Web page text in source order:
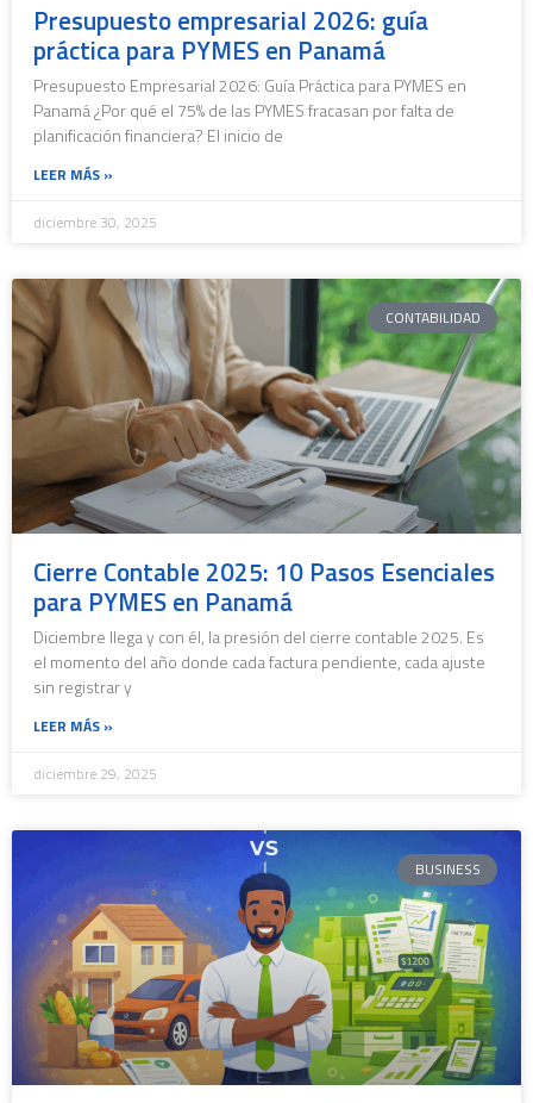
Presupuesto empresarial 2026: guía
práctica para PYMES en Panamá
Presupuesto Empresarial 2026: Guía Práctica para PYMES en
Panamá ¿Por qué el 75% de las PYMES fracasan por falta de
planificación financiera? El inicio de
LEER MÁS »
diciembre 30, 2025
CONTABILIDAD
Cierre Contable 2025: 10 Pasos Esenciales
para PYMES en Panamá
Diciembre llega y con él, la presión del cierre contable 2025. Es
el momento del año donde cada factura pendiente, cada ajuste
sin registrar y
LEER MÁS »
diciembre 29, 2025
BUSINESS